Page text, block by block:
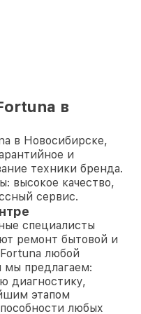
в
в Новосибирске,
и
техники бренда.
высокое качество,
сервис.
специалисты
ремонт бытовой и
любой
предлагаем:
диагностику,
этапом
любых